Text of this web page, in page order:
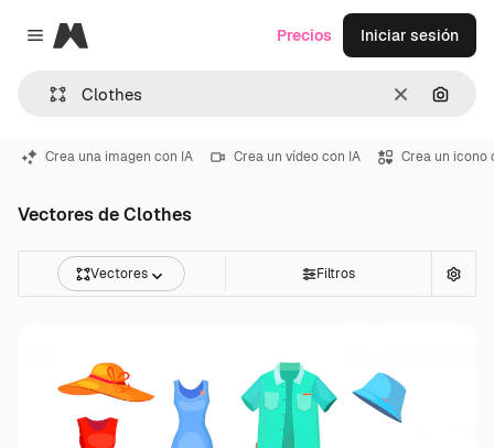
Close menu
Magnific
Borrar
Precios Iniciar sesión
Crea una imagen con IA Crea un vídeo con IA Crea un icono
Vectores de Clothes
Vectores Filtros